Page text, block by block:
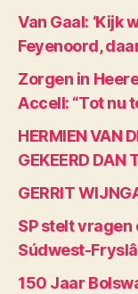
Van Gaal: ‘Kijk
Feyenoord,
Zorgen in
Accell: “Tot nu
HERMIEN VAN
GEKEERD DAN
GERRIT
SP stelt
Súdwest-
150 Jaar